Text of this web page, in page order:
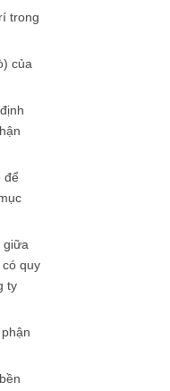
trong
của
để
giữa
quy
ty